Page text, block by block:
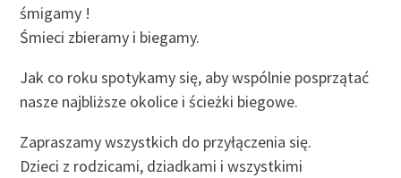
śmigamy !
Śmieci zbieramy i biegamy.
Jak co roku spotykamy się, aby wspólnie posprzątać
nasze najbliższe okolice i ścieżki biegowe.
Zapraszamy wszystkich do przyłączenia się.
Dzieci z rodzicami, dziadkami i wszystkimi